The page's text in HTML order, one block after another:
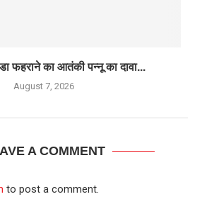
फहराने का आतंकी पन्नू का दावा...
August 7, 2026
A COMMENT
to post a comment.